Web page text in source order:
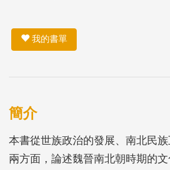
我的書單
簡介
本書從世族政治的發展、南北民
兩方面，論述魏晉南北朝時期的